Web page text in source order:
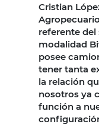
Cristian
referente del
modalidad
posee
tener tanta
la relación
nosotros ya
función a